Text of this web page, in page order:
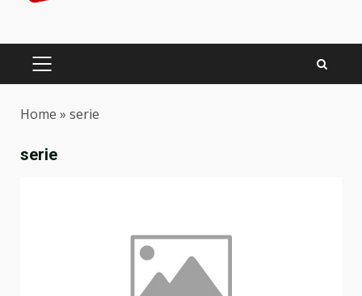
PRIMARY
Home » serie
serie